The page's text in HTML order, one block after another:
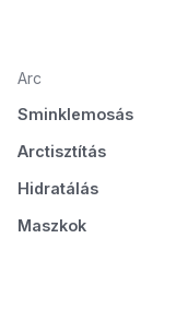
Arc
Sminklemosás
Arctisztítás
Hidratálás
Maszkok